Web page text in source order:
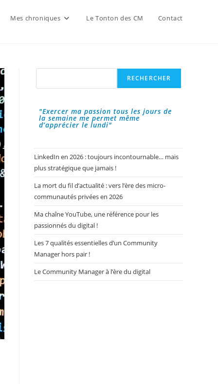
Mes chroniques Le Tonton des CM Contact
Rechercher
RECHERCHER
"Exercer ma passion tous les jours de
la semaine me permet même
d’apprécier le lundi"
LinkedIn en 2026 : toujours incontournable… mais
plus stratégique que jamais !
La mort du fil d’actualité : vers l’ère des micro-
communautés privées en 2026
Ma chaîne YouTube, une référence pour les
passionnés du digital !
Les 7 qualités essentielles d’un Community
Manager hors pair !
Le Community Manager à l’ère du digital